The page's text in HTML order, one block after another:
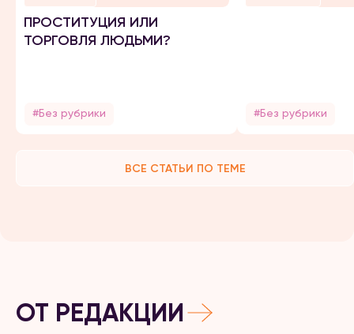
ПРОСТИТУЦИЯ ИЛИ
ТОРГОВЛЯ ЛЮДЬМИ?
#Без рубрики #Без рубрики
ВСЕ СТАТЬИ ПО ТЕМЕ
ОТ РЕДАКЦИИ